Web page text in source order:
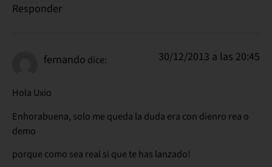
Responder
fernando dice: 30/12/2013 a las 20:45
Hola Uxio
Enhorabuena, solo me queda la duda era con dienro rea o
demo
porque como sea real si que te has lanzado!